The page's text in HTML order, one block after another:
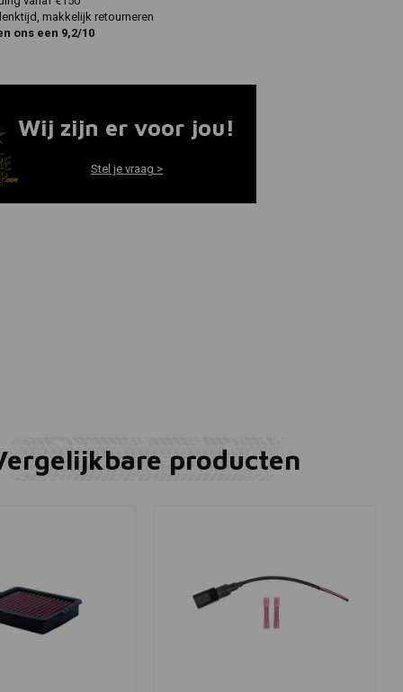
makkelijk retourneren
ons een 9,2/10
Wij zijn er voor jou!
Stel je vraag >
producten